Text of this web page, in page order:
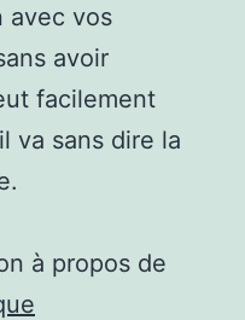
avec vos
avoir
facilement
va sans dire la
à propos de